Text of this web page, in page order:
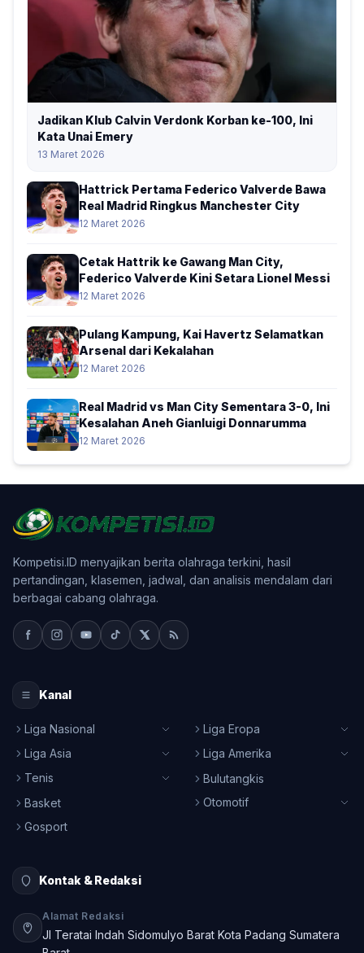
Jadikan Klub Calvin Verdonk Korban ke-100, Ini
Kata Unai Emery
13 Maret 2026
Hattrick Pertama Federico Valverde Bawa
Real Madrid Ringkus Manchester City
12 Maret 2026
Cetak Hattrik ke Gawang Man City,
Federico Valverde Kini Setara Lionel Messi
12 Maret 2026
Pulang Kampung, Kai Havertz Selamatkan
Arsenal dari Kekalahan
12 Maret 2026
Real Madrid vs Man City Sementara 3-0, Ini
Kesalahan Aneh Gianluigi Donnarumma
12 Maret 2026
Kompetisi.ID menyajikan berita olahraga terkini, hasil
pertandingan, klasemen, jadwal, dan analisis mendalam dari
berbagai cabang olahraga.
Kanal
Liga Nasional
Liga Eropa
Liga Asia
Liga Amerika
Tenis
Bulutangkis
Basket
Otomotif
Gosport
Kontak & Redaksi
Alamat Redaksi
Jl Teratai Indah Sidomulyo Barat Kota Padang Sumatera